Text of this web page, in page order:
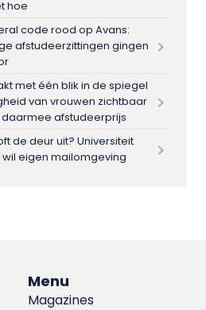
hoe
code rood op Avans:
afstudeerzittingen gingen
met één blik in de spiegel
van vrouwen zichtbaar
daarmee afstudeerprijs
de deur uit? Universiteit
wil eigen mailomgeving
Menu
Magazines